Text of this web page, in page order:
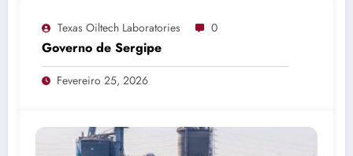
Texas Oiltech Laboratories 0
Governo de Sergipe
Fevereiro 25, 2026